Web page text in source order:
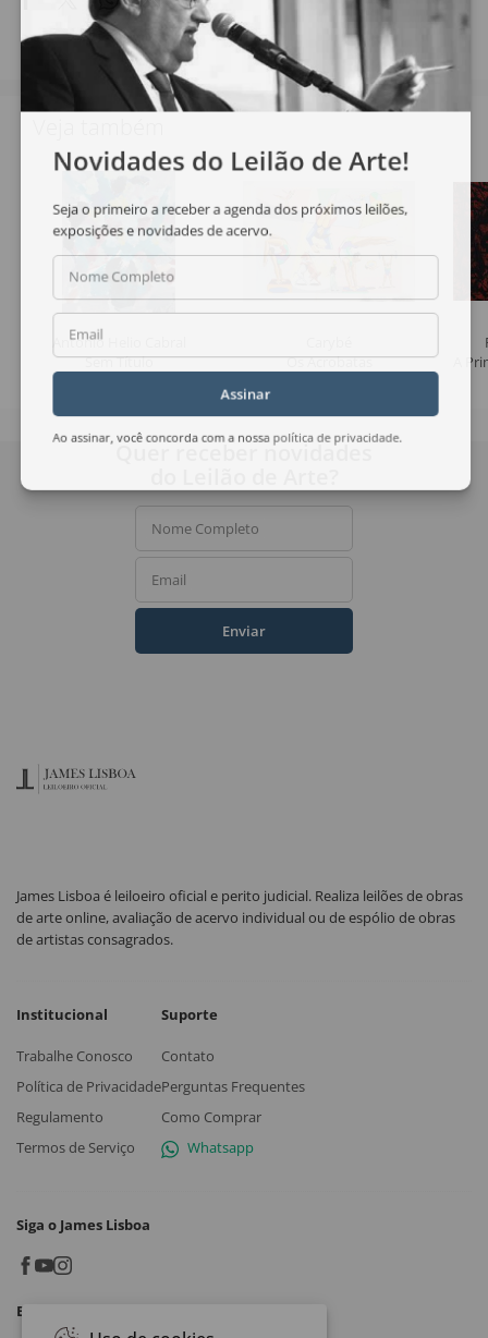
Antonio Helio Cabral
Sem Título
Os Acrobatas
A
Novidades do Leilão de Arte!
Seja o primeiro a receber a agenda dos próximos leilões,
exposições e novidades de acervo.
Nome Completo
Email
Assinar
Ao assinar, você concorda com a nossa política de privacidade.
Quer receber novidades
Nome Completo
Email
Enviar
James Lisboa é leiloeiro oficial e perito judicial. Realiza leilões de obras
de arte online, avaliação de acervo individual ou de espólio de obras
de artistas consagrados.
Institucional
Trabalhe Conosco
Política de Privacidade
Regulamento
Termos de Serviço
Suporte
Contato
Perguntas Frequentes
Como Comprar
Whatsapp
Siga o James Lisboa
Baixe o App